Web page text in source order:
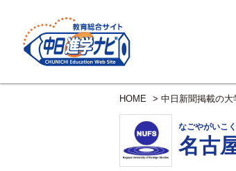
HOME > 中日新聞掲載の大
なごやがいこ
名古